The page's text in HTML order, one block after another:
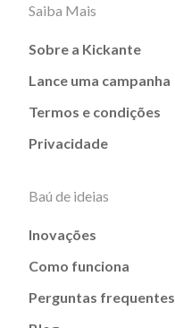
Saiba Mais
Sobre a Kickante
Lance uma campanha
Termos e condições
Privacidade
Baú de ideias
Inovações
Como funciona
Perguntas frequentes